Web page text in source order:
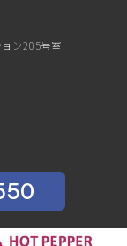
ン205号室